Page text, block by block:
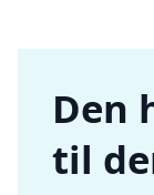
Den
til